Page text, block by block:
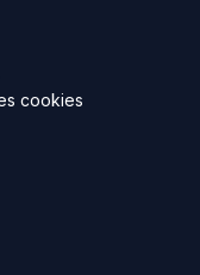
cookies